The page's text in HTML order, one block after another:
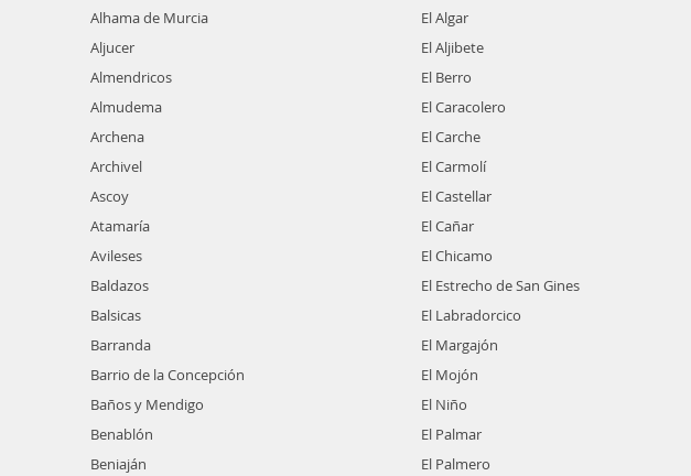
Alhama de Murcia
Aljucer
Almendricos
Almudema
Archena
Archivel
Ascoy
Atamaría
Avileses
Baldazos
Balsicas
Barranda
Barrio de la Concepción
Baños y Mendigo
Benablón
Beniaján
El Algar
El Aljibete
El Berro
El Caracolero
El Carche
El Carmolí
El Castellar
El Cañar
El Chicamo
El Estrecho de San Gines
El Labradorcico
El Margajón
El Mojón
El Niño
El Palmar
El Palmero